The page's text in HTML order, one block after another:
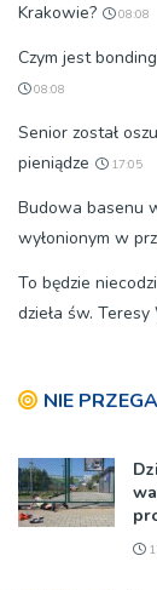
Krakowie?
08:08
Czym jest
08:08
Senior został
pieniądze
17:05
Budowa basenu
wyłonionym w
To będzie
dzieła św.
NIE